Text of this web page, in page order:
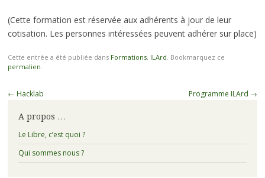
(Cette formation est réservée aux adhérents à jour de leur
cotisation. Les personnes intéressées peuvent adhérer sur place)
Cette entrée a été publiée dans Formations, ILArd . Bookmarquez ce
permalien
Navigation
articles
← Hacklab Programme ILArd →
A propos …
Le Libre, c’est quoi ?
Qui sommes nous ?